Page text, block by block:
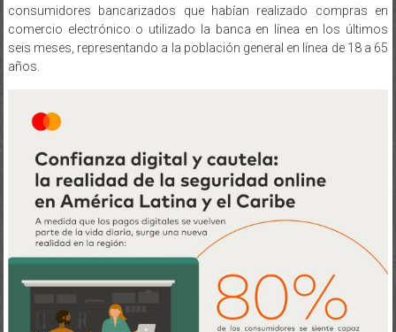
seis meses, representando a la población general en línea de 18 a 65
años.